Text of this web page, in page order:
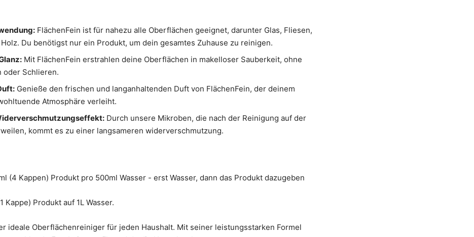
FlächenFein ist für nahezu alle Oberflächen geeignet, darunter Glas, Fliesen,
Du benötigst nur ein Produkt, um dein gesamtes Zuhause zu reinigen.
Mit FlächenFein erstrahlen deine Oberflächen in makelloser Sauberkeit, ohne
oder Schlieren.
Genieße den frischen und langanhaltenden Duft von FlächenFein, der deinem
Atmosphäre verleiht.
Durch unsere Mikroben, die nach der Reinigung auf der
kommt es zu einer langsameren widerverschmutzung.
(4 Kappen) Produkt pro 500ml Wasser - erst Wasser, dann das Produkt dazugeben
Kappe) Produkt auf 1L Wasser.
ideale Oberflächenreiniger für jeden Haushalt. Mit seiner leistungsstarken Formel